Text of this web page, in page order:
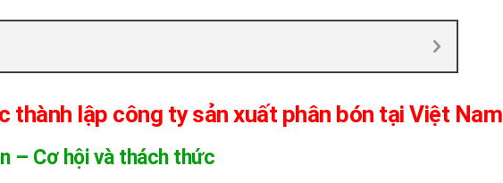
thành lập công ty sản xuất phân bón tại Việt Nam
– Cơ hội và thách thức